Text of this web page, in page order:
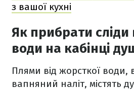
з вашої кухні
Як прибрати сліди
води на кабінці
Плями від жорсткої води,
вапняний наліт, містять